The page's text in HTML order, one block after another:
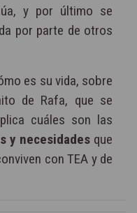
y por último se
por parte de otros
es su vida, sobre
de Rafa, que se
cuáles son las
y necesidades que
con TEA y de